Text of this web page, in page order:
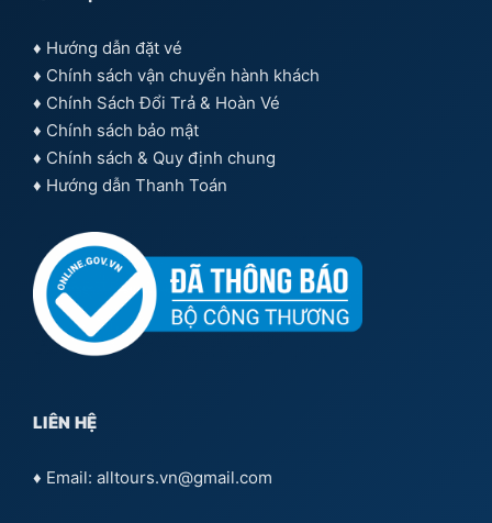
♦ Hướng dẫn đặt vé
♦ Chính sách vận chuyển hành khách
♦ Chính Sách Đổi Trả & Hoàn Vé
♦ Chính sách bảo mật
♦ Chính sách & Quy định chung
♦ Hướng dẫn Thanh Toán
LIÊN HỆ
♦ Email: alltours.vn@gmail.com